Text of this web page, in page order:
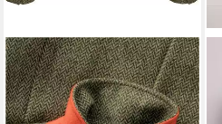
HIGHMOORJackenblazer
Fischgrat-Tweedblazer
249,99 € UVP299,95 €